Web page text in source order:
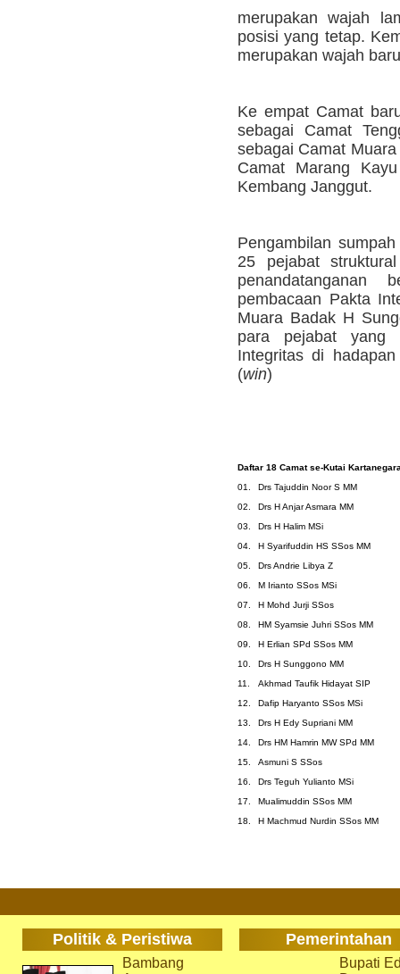
merupakan wajah
posisi yang tetap.
merupakan wajah
Ke empat Camat
sebagai Camat
sebagai Camat
Camat Marang
Kembang Janggut.
Pengambilan
25 pejabat
penandatanganan
pembacaan Pakta
Muara Badak H
para pejabat yang
Integritas di
(win)
Daftar 18 Camat se-Kutai
01.
02.
03.
04.
05.
06.
07.
08.
09.
10.
11.
12.
13.
14.
15.
16.
17.
18.
Drs Tajuddin Noor S MM
Drs H Anjar Asmara MM
Drs H Halim MSi
H Syarifuddin HS SSos MM
Drs Andrie Libya Z
M Irianto SSos MSi
H Mohd Jurji SSos
HM Syamsie Juhri SSos MM
H Erlian SPd SSos MM
Drs H Sunggono MM
Akhmad Taufik Hidayat SIP
Dafip Haryanto SSos MSi
Drs H Edy Supriani MM
Drs HM Hamrin MW SPd MM
Asmuni S SSos
Drs Teguh Yulianto MSi
Mualimuddin SSos MM
H Machmud Nurdin SSos MM
Politik & Peristiwa Pemerintahan
Bambang
Bupati